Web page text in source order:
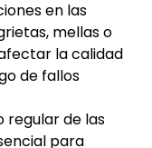
en las
mellas o
la calidad
de fallos
regular de las
para